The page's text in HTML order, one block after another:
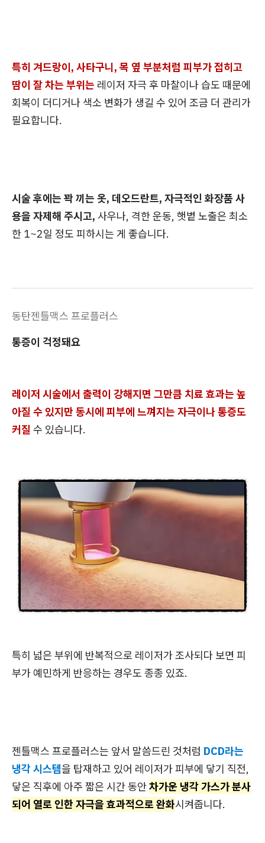
특히 겨드랑이, 사타구니, 목 옆 부분처럼 피부가 접히고
땀이 잘 차는 부위는 레이저 자극 후 마찰이나 습도 때문에
회복이 더디거나 색소 변화가 생길 수 있어 조금 더 관리가
필요합니다.
시술 후에는 꽉 끼는 옷, 데오드란트, 자극적인 화장품 사
용을 자제해 주시고, 사우나, 격한 운동, 햇볕 노출은 최소
한 1~2일 정도 피하시는 게 좋습니다.
동탄젠틀맥스 프로플러스
통증이 걱정돼요
레이저 시술에서 출력이 강해지면 그만큼 치료 효과는 높
아질 수 있지만 동시에 피부에 느껴지는 자극이나 통증도
커질 수 있습니다.
특히 넓은 부위에 반복적으로 레이저가 조사되다 보면 피
부가 예민하게 반응하는 경우도 종종 있죠.
젠틀맥스 프로플러스는 앞서 말씀드린 것처럼 DCD라는
냉각 시스템을 탑재하고 있어 레이저가 피부에 닿기 직전,
닿은 직후에 아주 짧은 시간 동안차가운 냉각 가스가 분사
되어 열로 인한 자극을 효과적으로 완화시켜줍니다.